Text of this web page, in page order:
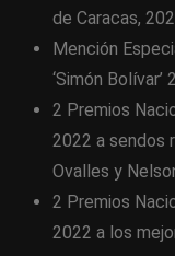
de Caracas,
Mención
‘Simón
2 Premios
2022 a sendos
Ovalles y
2 Premios
2022 a los